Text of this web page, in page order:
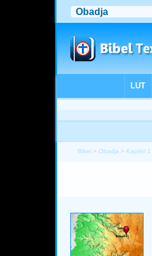
Bibel >Obadja > Kapitel 1